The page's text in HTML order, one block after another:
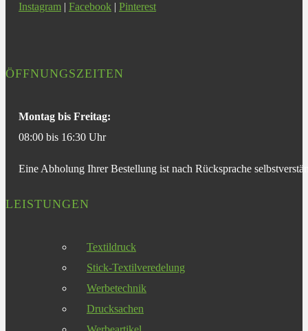
Instagram | Facebook | Pinterest
ÖFFNUNGSZEITEN
Montag bis Freitag:
08:00 bis 16:30 Uhr
Eine Abholung Ihrer Bestellung ist nach Rücksprache
LEISTUNGEN
Textildruck
Stick-Textilveredelung
Werbetechnik
Drucksachen